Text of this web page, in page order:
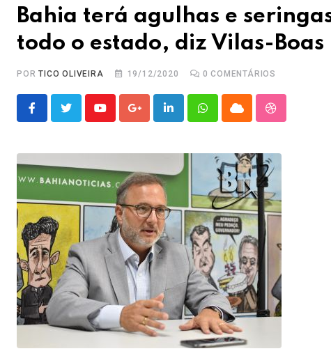
Bahia terá agulhas e
todo o estado, diz Vilas-Boas
PORTICO OLIVEIRA 19/12/2020 0 COMENTÁRIOS
YoutubeGoogle+LinkedInWhatsappCloud StumbleUpon